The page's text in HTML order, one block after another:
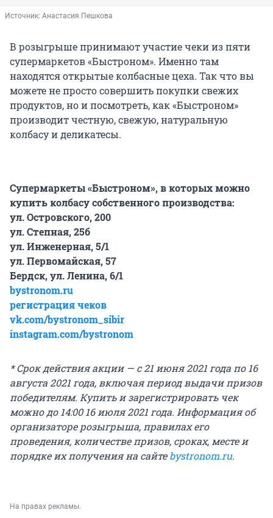
Источник: Анастасия Пешкова
В розыгрыше принимают участие чеки из пяти
супермаркетов «Быстроном». Именно там
находятся открытые колбасные цеха. Так что вы
можете не просто совершить покупки свежих
продуктов, но и посмотреть, как «Быстроном»
производит честную, свежую, натуральную
колбасу и деликатесы.
Супермаркеты «Быстроном», в которых можно
купить колбасу собственного производства:
ул. Островского, 200
ул. Степная, 25б
ул. Инженерная, 5/1
ул. Первомайская, 57
Бердск, ул. Ленина, 6/1
bystronom.ru
регистрация чеков
vk.com/bystronom_sibir
instagram.com/bystronom
* Срок действия акции — с 21 июня 2021 года по 16
августа 2021 года, включая период выдачи призов
победителям. Купить и зарегистрировать чек
можно до 14:00 16 июля 2021 года. Информация об
организаторе розыгрыша, правилах его
проведения, количестве призов, сроках, месте и
порядке их получения на сайтеbystronom.ru.
На правах рекламы.